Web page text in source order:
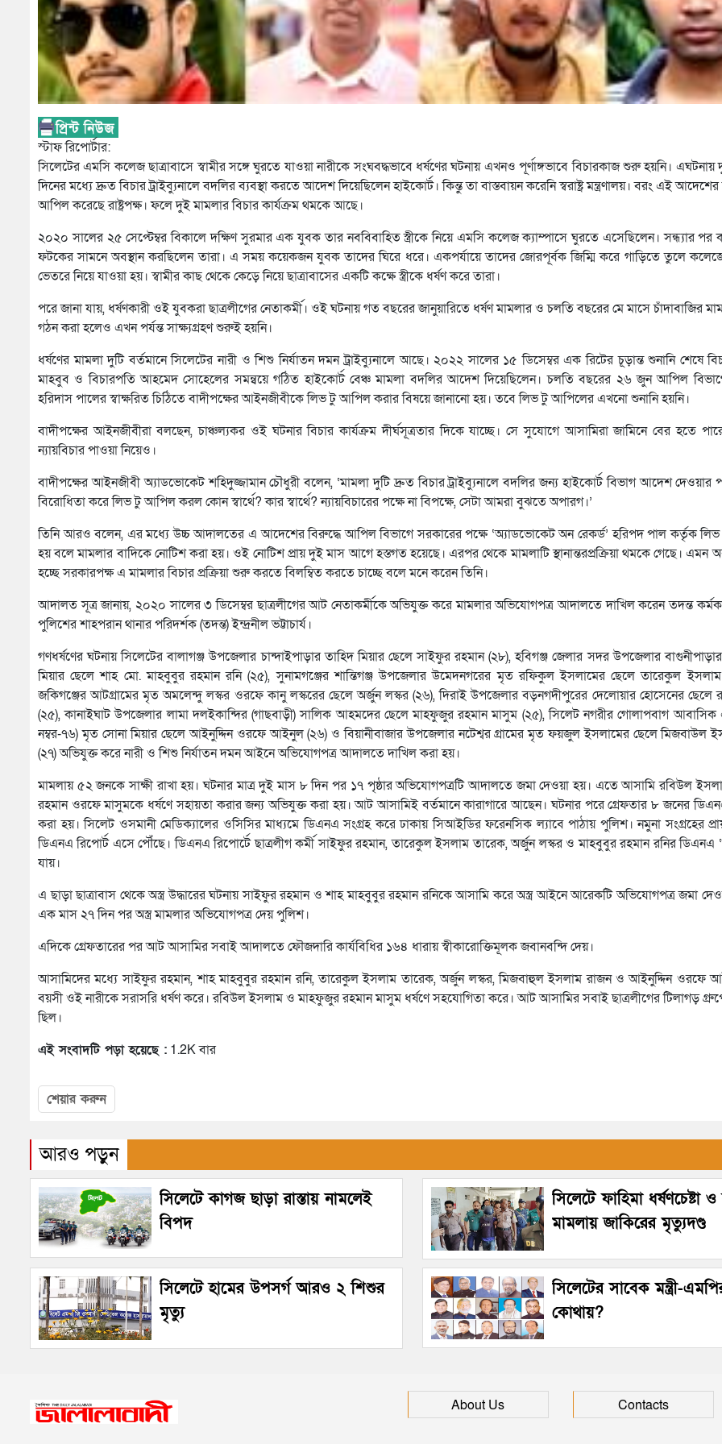
স্টাফ রিপোর্টার:
সিলেটের এমসি কলেজ ছাত্রাবাসে স্বামীর সঙ্গে ঘুরতে যাওয়া নারীকে সংঘবদ্ধভাবে ধর্ষণের ঘটনায় এখনও পূর্ণাঙ্গভাবে বিচারকাজ শুরু হয়নি।
দিনের মধ্যে দ্রুত বিচার ট্রাইব্যুনালে বদলির ব্যবস্থা করতে আদেশ দিয়েছিলেন হাইকোর্ট। কিন্তু তা বাস্তবায়ন করেনি স্বরাষ্ট্র মন্ত্রণালয়। বরং এই
আপিল করেছে রাষ্ট্রপক্ষ। ফলে দুই মামলার বিচার কার্যক্রম থমকে আছে।
২০২০ সালের ২৫ সেপ্টেম্বর বিকালে দক্ষিণ সুরমার এক যুবক তার নববিবাহিত স্ত্রীকে নিয়ে এমসি কলেজ ক্যাম্পাসে ঘুরতে এসেছিলেন। সন্ধ্যার পর
ফটকের সামনে অবস্থান করছিলেন তারা। এ সময় কয়েকজন যুবক তাদের ঘিরে ধরে। একপর্যায়ে তাদের জোরপূর্বক জিম্মি করে গাড়িতে তুলে
ভেতরে নিয়ে যাওয়া হয়। স্বামীর কাছ থেকে কেড়ে নিয়ে ছাত্রাবাসের একটি কক্ষে স্ত্রীকে ধর্ষণ করে তারা।
পরে জানা যায়, ধর্ষণকারী ওই যুবকরা ছাত্রলীগের নেতাকর্মী। ওই ঘটনায় গত বছরের জানুয়ারিতে ধর্ষণ মামলার ও চলতি বছরের মে মাসে চাঁদাবাজির
গঠন করা হলেও এখন পর্যন্ত সাক্ষ্যগ্রহণ শুরুই হয়নি।
ধর্ষণের মামলা দুটি বর্তমানে সিলেটের নারী ও শিশু নির্যাতন দমন ট্রাইব্যুনালে আছে। ২০২২ সালের ১৫ ডিসেম্বর এক রিটের চূড়ান্ত শুনানি শেষে
মাহবুব ও বিচারপতি আহমেদ সোহেলের সমন্বয়ে গঠিত হাইকোর্ট বেঞ্চ মামলা বদলির আদেশ দিয়েছিলেন। চলতি বছরের ২৬ জুন আপিল
হরিদাস পালের স্বাক্ষরিত চিঠিতে বাদীপক্ষের আইনজীবীকে লিভ টু আপিল করার বিষয়ে জানানো হয়। তবে লিভ টু আপিলের এখনো শুনানি হয়নি।
বাদীপক্ষের আইনজীবীরা বলছেন, চাঞ্চল্যকর ওই ঘটনার বিচার কার্যক্রম দীর্ঘসূত্রতার দিকে যাচ্ছে। সে সুযোগে আসামিরা জামিনে বের হতে
ন্যায়বিচার পাওয়া নিয়েও।
বাদীপক্ষের আইনজীবী অ্যাডভোকেট শহিদুজ্জামান চৌধুরী বলেন, ‘মামলা দুটি দ্রুত বিচার ট্রাইব্যুনালে বদলির জন্য হাইকোর্ট বিভাগ আদেশ দেওয়ার
বিরোধিতা করে লিভ টু আপিল করল কোন স্বার্থে? কার স্বার্থে? ন্যায়বিচারের পক্ষে না বিপক্ষে, সেটা আমরা বুঝতে অপারগ।’
তিনি আরও বলেন, এর মধ্যে উচ্চ আদালতের এ আদেশের বিরুদ্ধে আপিল বিভাগে সরকারের পক্ষে ‘অ্যাডভোকেট অন রেকর্ড’ হরিপদ পাল কর্তৃক
হয় বলে মামলার বাদিকে নোটিশ করা হয়। ওই নোটিশ প্রায় দুই মাস আগে হস্তগত হয়েছে। এরপর থেকে মামলাটি স্থানান্তরপ্রক্রিয়া থমকে গেছে। এমন
হচ্ছে সরকারপক্ষ এ মামলার বিচার প্রক্রিয়া শুরু করতে বিলম্বিত করতে চাচ্ছে বলে মনে করেন তিনি।
আদালত সূত্র জানায়, ২০২০ সালের ৩ ডিসেম্বর ছাত্রলীগের আট নেতাকর্মীকে অভিযুক্ত করে মামলার অভিযোগপত্র আদালতে দাখিল করেন তদন্ত
পুলিশের শাহপরান থানার পরিদর্শক (তদন্ত) ইন্দ্রনীল ভট্টাচার্য।
গণধর্ষণের ঘটনায় সিলেটের বালাগঞ্জ উপজেলার চান্দাইপাড়ার তাহিদ মিয়ার ছেলে সাইফুর রহমান (২৮), হবিগঞ্জ জেলার সদর উপজেলার বাগুনীপাড়ার
মিয়ার ছেলে শাহ মো. মাহবুবুর রহমান রনি (২৫), সুনামগঞ্জের শান্তিগঞ্জ উপজেলার উমেদনগরের মৃত রফিকুল ইসলামের ছেলে তারেকুল
জকিগঞ্জের আটগ্রামের মৃত অমলেন্দু লস্কর ওরফে কানু লস্করের ছেলে অর্জুন লস্কর (২৬), দিরাই উপজেলার বড়নগদীপুরের দেলোয়ার হোসেনের ছেলে
(২৫), কানাইঘাট উপজেলার লামা দলইকান্দির (গাছবাড়ী) সালিক আহমদের ছেলে মাহফুজুর রহমান মাসুম (২৫), সিলেট নগরীর গোলাপবাগ আবাসিক
নম্বর-৭৬) মৃত সোনা মিয়ার ছেলে আইনুদ্দিন ওরফে আইনুল (২৬) ও বিয়ানীবাজার উপজেলার নটেশ্বর গ্রামের মৃত ফয়জুল ইসলামের ছেলে মিজবাউল
(২৭) অভিযুক্ত করে নারী ও শিশু নির্যাতন দমন আইনে অভিযোগপত্র আদালতে দাখিল করা হয়।
মামলায় ৫২ জনকে সাক্ষী রাখা হয়। ঘটনার মাত্র দুই মাস ৮ দিন পর ১৭ পৃষ্ঠার অভিযোগপত্রটি আদালতে জমা দেওয়া হয়। এতে আসামি রবিউল
রহমান ওরফে মাসুমকে ধর্ষণে সহায়তা করার জন্য অভিযুক্ত করা হয়। আট আসামিই বর্তমানে কারাগারে আছেন। ঘটনার পরে গ্রেফতার ৮ জনের
করা হয়। সিলেট ওসমানী মেডিক্যালের ওসিসির মাধ্যমে ডিএনএ সংগ্রহ করে ঢাকায় সিআইডির ফরেনসিক ল্যাবে পাঠায় পুলিশ। নমুনা সংগ্রহের
ডিএনএ রিপোর্ট এসে পৌঁছে। ডিএনএ রিপোর্টে ছাত্রলীগ কর্মী সাইফুর রহমান, তারেকুল ইসলাম তারেক, অর্জুন লস্কর ও মাহবুবুর রহমান রনির ডিএনএ
যায়।
এ ছাড়া ছাত্রাবাস থেকে অস্ত্র উদ্ধারের ঘটনায় সাইফুর রহমান ও শাহ মাহবুবুর রহমান রনিকে আসামি করে অস্ত্র আইনে আরেকটি অভিযোগপত্র জমা
এক মাস ২৭ দিন পর অস্ত্র মামলার অভিযোগপত্র দেয় পুলিশ।
এদিকে গ্রেফতারের পর আট আসামির সবাই আদালতে ফৌজদারি কার্যবিধির ১৬৪ ধারায় স্বীকারোক্তিমূলক জবানবন্দি দেয়।
আসামিদের মধ্যে সাইফুর রহমান, শাহ মাহবুবুর রহমান রনি, তারেকুল ইসলাম তারেক, অর্জুন লস্কর, মিজবাহুল ইসলাম রাজন ও আইনুদ্দিন ওরফে
বয়সী ওই নারীকে সরাসরি ধর্ষণ করে। রবিউল ইসলাম ও মাহফুজুর রহমান মাসুম ধর্ষণে সহযোগিতা করে। আট আসামির সবাই ছাত্রলীগের টিলাগড়
ছিল।
এই সংবাদটি পড়া হয়েছে : 1.2K বার
শেয়ার করুন
আরও পড়ুন
সিলেটে কাগজ ছাড়া রাস্তায় নামলেই
বিপদ
সিলেটে ফাহিমা ধর্ষণচেষ্টা ও
মামলায় জাকিরের মৃত্যুদণ্ড
সিলেটে হামের উপসর্গ আরও ২ শিশুর
মৃত্যু
সিলেটের সাবেক মন্ত্রী-
কোথায়?
About Us Contacts